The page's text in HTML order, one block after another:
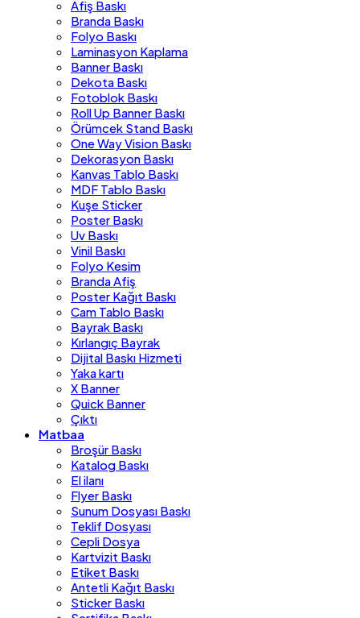
Afiş Baskı
Branda Baskı
Folyo Baskı
Laminasyon Kaplama
Banner Baskı
Dekota Baskı
Fotoblok Baskı
Roll Up Banner Baskı
Örümcek Stand Baskı
One Way Vision Baskı
Dekorasyon Baskı
Kanvas Tablo Baskı
MDF Tablo Baskı
Kuşe Sticker
Poster Baskı
Uv Baskı
Vinil Baskı
Folyo Kesim
Branda Afiş
Poster Kağıt Baskı
Cam Tablo Baskı
Bayrak Baskı
Kırlangıç Bayrak
Dijital Baskı Hizmeti
Yaka kartı
X Banner
Quick Banner
Çıktı
Matbaa
Broşür Baskı
Katalog Baskı
El ilanı
Flyer Baskı
Sunum Dosyası Baskı
Teklif Dosyası
Cepli Dosya
Kartvizit Baskı
Etiket Baskı
Antetli Kağıt Baskı
Sticker Baskı